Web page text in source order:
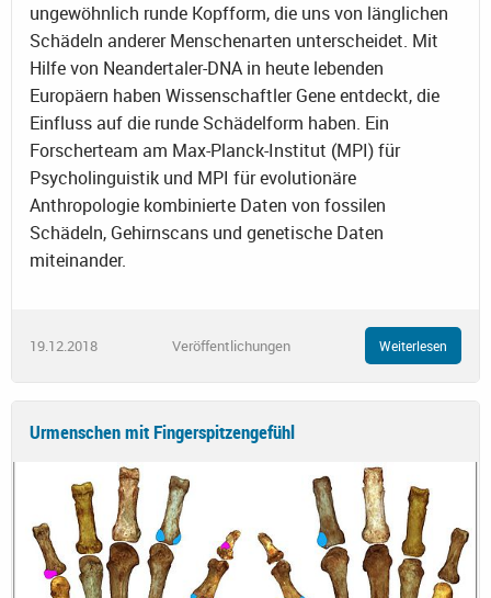
ungewöhnlich runde Kopfform, die uns von länglichen
Schädeln anderer Menschenarten unterscheidet. Mit
Hilfe von Neandertaler-DNA in heute lebenden
Europäern haben Wissenschaftler Gene entdeckt, die
Einfluss auf die runde Schädelform haben. Ein
Forscherteam am Max-Planck-Institut (MPI) für
Psycholinguistik und MPI für evolutionäre
Anthropologie kombinierte Daten von fossilen
Schädeln, Gehirnscans und genetische Daten
miteinander.
19.12.2018 Veröffentlichungen Weiterlesen
Urmenschen mit Fingerspitzengefühl